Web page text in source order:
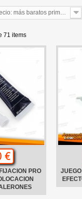
Precio: más baratos primero
71 items
€
PRO